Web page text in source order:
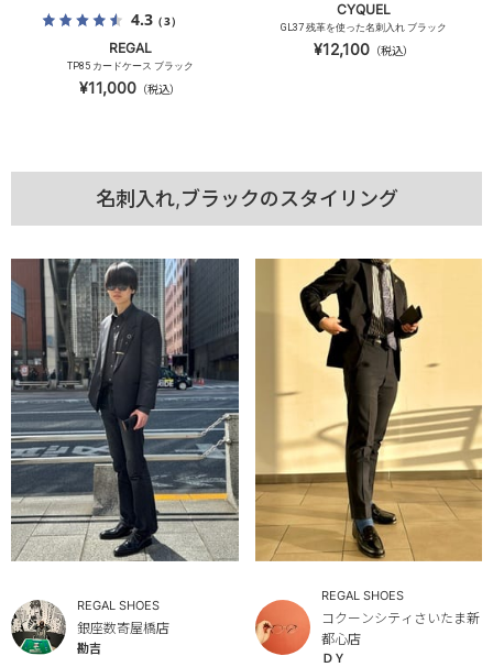
4.3（3）
REGAL
TP85 カードケース ブラック
¥11,000 （税込）
CYQUEL
GL37 残革を使った名刺入れ ブラック
¥12,100（税込）
名刺入れ,ブラックのスタイリング
REGAL SHOES
銀座数寄屋橋店
勘吉
REGAL SHOES
コクーンシティさいたま新
都心店
ＤＹ